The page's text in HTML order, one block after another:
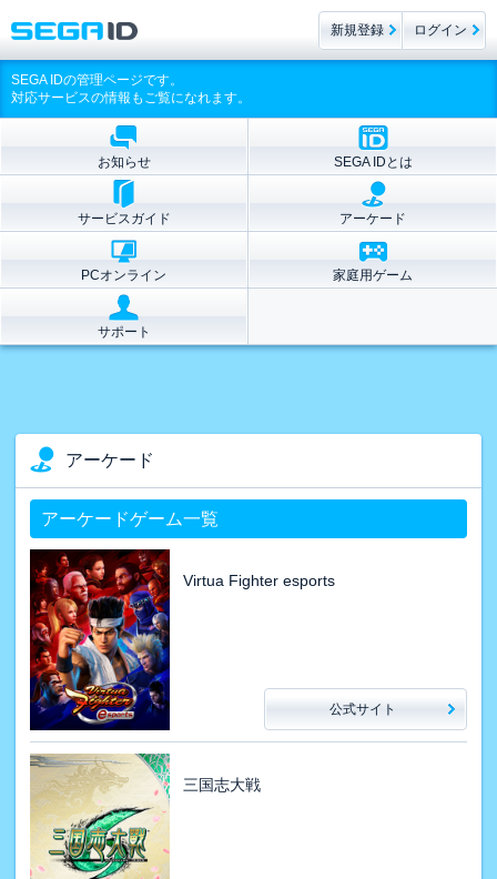
SEGA IDの管理ページです。
対応サービスの情報もご覧になれます。
お知らせ SEGA IDとは
サービスガイド アーケード
PCオンライン 家庭用ゲーム
サポート
アーケード
アーケードゲーム一覧
Virtua Fighter esports
公式サイト
三国志大戦
新規登録 ログイン